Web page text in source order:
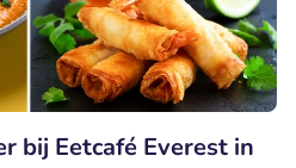
bij Eetcafé Everest in